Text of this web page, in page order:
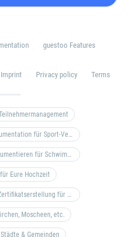
guestoo Features
Imprint Privacy policy Terms
Zuschauer- & Trainings-Dokumentation für Sport-Vereine
Zufluss steuern & Gäste dokumentieren für Schwimm- & Freibäder
Eure Hochzeit
Teilnehmermanagement & Zertifikatserstellung für Bildungseinrichtungen, Coaches, etc.
Moscheen, etc.
& Gemeinden